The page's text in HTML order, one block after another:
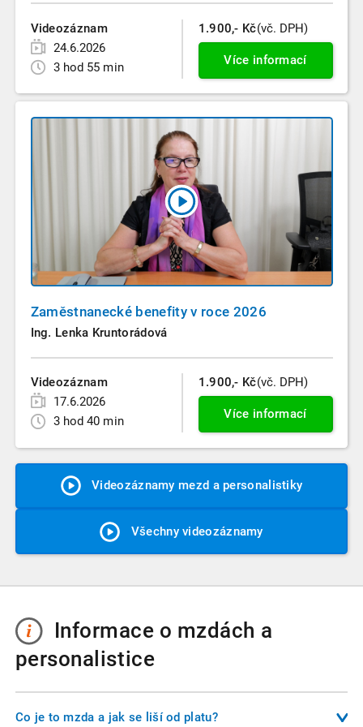
Videozáznam
24.6.2026
3 hod 55 min
1.900,- Kč(vč. DPH)
Více informací
Zaměstnanecké benefity v roce 2026
Ing. Lenka Kruntorádová
Videozáznam
17.6.2026
3 hod 40 min
1.900,- Kč(vč. DPH)
Více informací
Videozáznamy mezd a personalistiky
Všechny videozáznamy
Informace o mzdách a
personalistice
Co je to mzda a jak se liší od platu?